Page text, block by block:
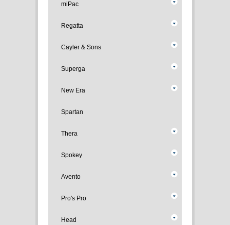
miPac
Regatta
Cayler & Sons
Superga
New Era
Spartan
Thera
Spokey
Avento
Pro's Pro
Head